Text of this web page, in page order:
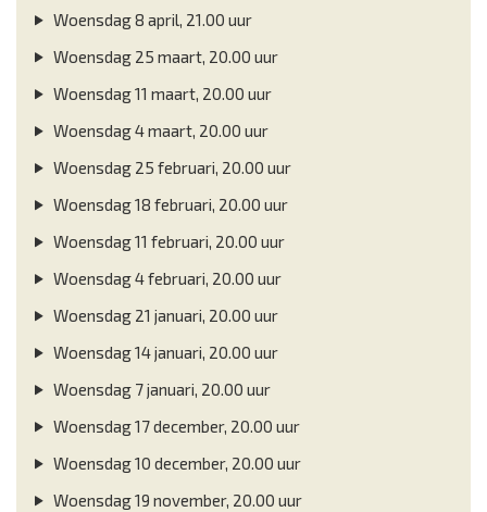
Woensdag 8 april, 21.00 uur
Woensdag 25 maart, 20.00 uur
Woensdag 11 maart, 20.00 uur
Woensdag 4 maart, 20.00 uur
Woensdag 25 februari, 20.00 uur
Woensdag 18 februari, 20.00 uur
Woensdag 11 februari, 20.00 uur
Woensdag 4 februari, 20.00 uur
Woensdag 21 januari, 20.00 uur
Woensdag 14 januari, 20.00 uur
Woensdag 7 januari, 20.00 uur
Woensdag 17 december, 20.00 uur
Woensdag 10 december, 20.00 uur
Woensdag 19 november, 20.00 uur